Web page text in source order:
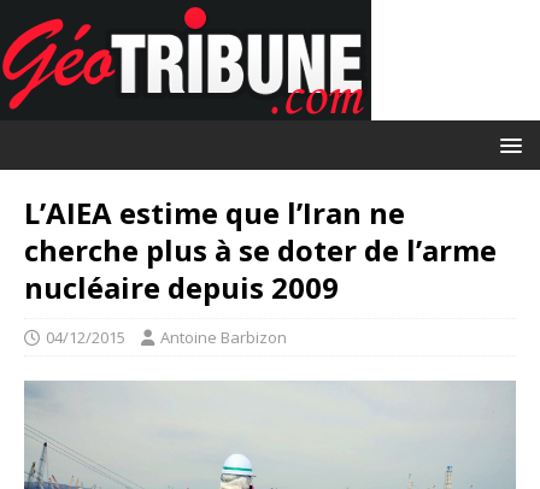
L’AIEA estime que l’Iran ne
cherche plus à se doter de l’arme
nucléaire depuis 2009
04/12/2015 Antoine Barbizon